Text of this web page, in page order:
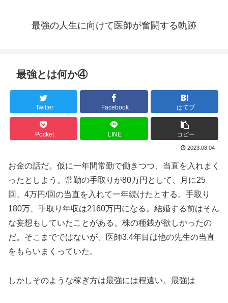
最強の人生に向けて医師が奮闘する軌跡
最強とは何か④
Twitter Facebook はてブ
Pocket LINE コピー
2023.08.04
お金の話だ。仮に一年間常勤で働きつつ、当直を入れまく
ったとしよう。常勤の手取りが80万円として、月に25
回、4万円/回の当直を入れて一年続けたとする。手取り
180万、手取り年収は2160万円になる。結婚する前はそん
な妄想もしていたことがある。株の種銭が欲しかったの
だ。そこまでではないが、医師3.4年目は他の先生の当直
をもらいまくっていた。
しかしそのような稼ぎ方は最強には程遠い。最強は